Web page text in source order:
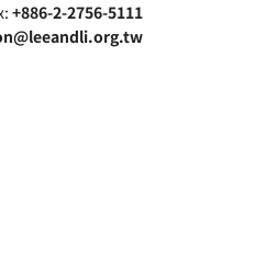
+886-2-2756-5111